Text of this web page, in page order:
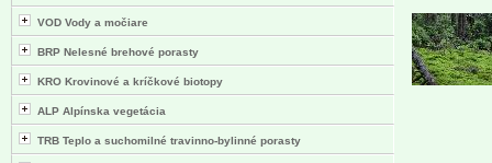
VOD Vody a močiare
BRP Nelesné brehové porasty
KRO Krovinové a kríčkové biotopy
ALP Alpínska vegetácia
TRB Teplo a suchomilné travinno-bylinné porasty